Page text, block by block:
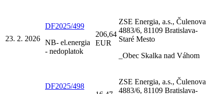
23. 2. 2026
DF2025/499
NB- el.energia
- nedoplatok
206,64
EUR
ZSE Energia, a.s., Čulenova
4883/6, 81109 Bratislava-
Staré Mesto
_Obec Skalka nad Váhom
DF2025/498
ZSE Energia, a.s., Čulenova
4883/6, 81109 Bratislava-